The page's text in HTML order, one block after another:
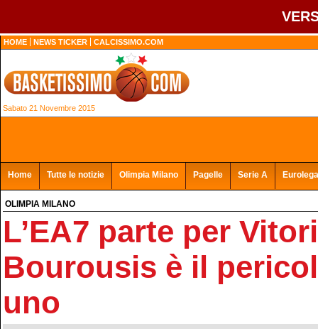
HOME NEWS TICKER CALCISSIMO.COM
Sabato 21 Novembre 2015
Home Tutte le notizie Olimpia Milano Pagelle Serie A Eurolega
OLIMPIA MILANO
L’EA7 parte per
Bourousis è il
uno